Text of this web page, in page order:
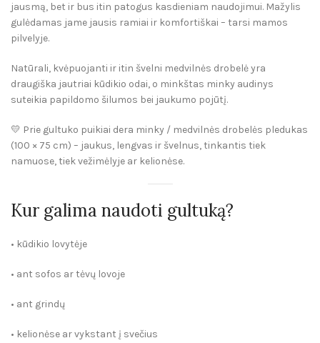
jausmą, bet ir bus itin patogus kasdieniam naudojimui. Mažylis
gulėdamas jame jausis ramiai ir komfortiškai – tarsi mamos
pilvelyje.
Natūrali, kvėpuojanti ir itin švelni medvilnės drobelė yra
draugiška jautriai kūdikio odai, o minkštas minky audinys
suteikia papildomo šilumos bei jaukumo pojūtį.
💛 Prie gultuko puikiai dera minky / medvilnės drobelės pledukas
(100 × 75 cm) – jaukus, lengvas ir švelnus, tinkantis tiek
namuose, tiek vežimėlyje ar kelionėse.
Kur galima naudoti gultuką?
• kūdikio lovytėje
• ant sofos ar tėvų lovoje
• ant grindų
• kelionėse ar vykstant į svečius